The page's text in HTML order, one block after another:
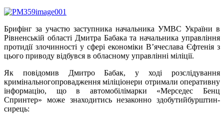
Брифінг за участю заступника начальника УМВС України в
Рівненській області Дмитра Бабака та начальника управління
протидії злочинності у сфері економіки В’ячеслава Єфтенія з
цього приводу відбувся в обласному управлінні міліції.
Як повідомив Дмитро Бабак, у ході розслідування
кримінальногопровадження міліціонери отримали оперативну
інформацію, що в автомобілімарки «Мерседес Бенц
Спринтер» може знаходитись незаконно здобутийбурштин-
сирець: